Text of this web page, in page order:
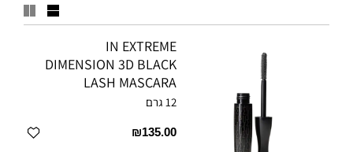
IN EXTREME
DIMENSION 3D BLACK
LASH MASCARA
12 גרם
₪135.00